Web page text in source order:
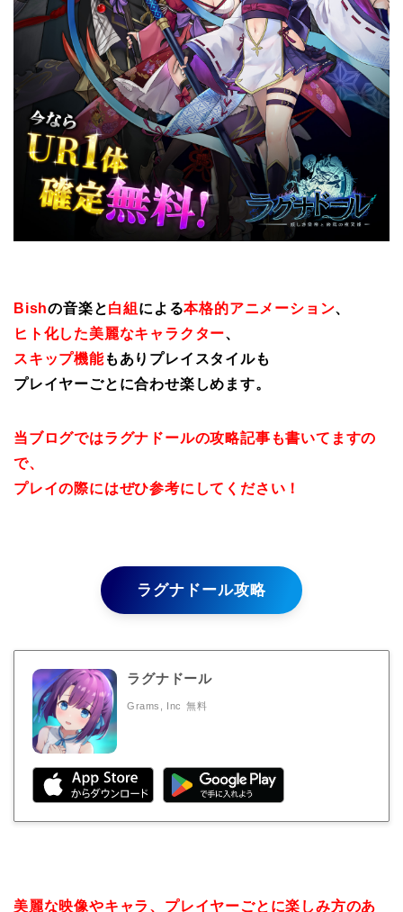
Bishの音楽と白組 による本格的アニメーション、
ヒト化した美麗なキャラクター、
スキップ機能もありプレイスタイルも
プレイヤーごとに合わせ楽しめます。
当ブログではラグナドールの攻略記事も書いてますの
で、
プレイの際にはぜひ参考にしてください！
ラグナドール攻略
ラグナドール
Grams, Inc 無料
美麗な映像やキャラ、プレイヤーごとに楽しみ方のあ